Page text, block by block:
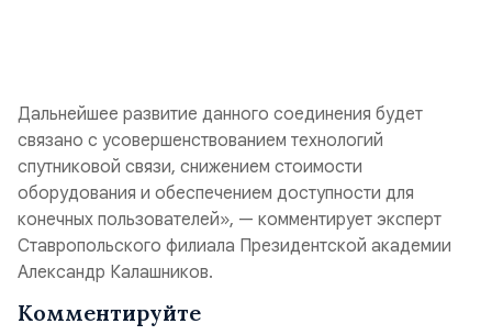
Дальнейшее развитие данного соединения будет
связано с усовершенствованием технологий
спутниковой связи, снижением стоимости
оборудования и обеспечением доступности для
конечных пользователей», — комментирует эксперт
Ставропольского филиала Президентской академии
Александр Калашников.
Комментируйте